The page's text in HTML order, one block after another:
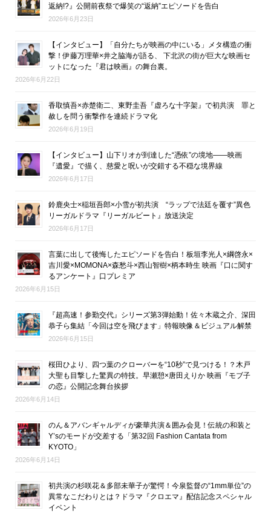
返納!?』公開前夜祭で爆笑の“返納”エピソードを告白
2026年6月23日
【インタビュー】「自分たちが映画の中にいる」メタ構造の衝
撃！伊藤万理華×井之脇海が語る、 下北沢の街が巨大な映画セ
ットになった『君は映画』の舞台裏。
2026年6月22日
香取慎吾×赤楚衛二、東野圭吾『虚ろな十字架』で初共演 罪と
赦しを問う衝撃作を連続ドラマ化
2026年6月19日
【インタビュー】山下リオが到達した“憑依”の境地――映画
『遺愛』で描く、慈愛と呪いが交錯する不穏な境界線
2026年6月17日
鈴鹿央士×稲垣吾郎×小雪が初共演 “ラップで法廷を覆す”異色
リーガルドラマ『リーガルビート』放送決定
2026年6月17日
言葉に出して後悔したエピソードを告白！板垣李光人×綱啓永×
吉川愛×MOMONA×森愁斗×西山智樹×柄本時生 映画『口に関す
るアンケート』口プレミア
2026年6月15日
『超高速！参勤交代』シリーズ第3弾始動！佐々木蔵之介、深田
恭子ら集結「今回は空を飛びます」特報映像＆ビジュアル解禁
2026年6月15日
桜田ひより、四つ葉のクローバーを“10秒”で見つける！？木戸
大聖も目撃した驚異の特技。早瀬憩×唐田えりか 映画『モブ子
の恋』公開記念舞台挨拶
2026年6月14日
のん＆アバンギャルディが豪華共演＆囲み会見！伝統の和装と
Y’sのモードが交差する「第32回 Fashion Cantata from
KYOTO」
2026年6月14日
初共演の杉咲花＆多部未華子が驚愕！今泉監督の“1mm単位”の
異常なこだわりとは？ドラマ『クロエマ』配信記念スペシャル
イベント